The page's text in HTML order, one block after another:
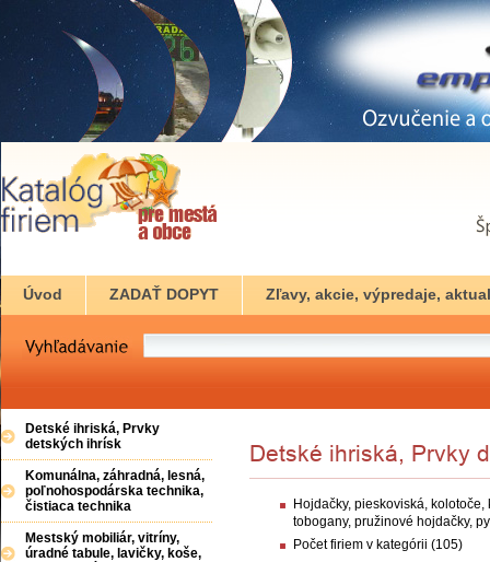
Úvod ZADAŤ DOPYT Zľavy, akcie, výpredaje,
Detské ihriská, Prvky
detských ihrísk
Komunálna, záhradná, lesná,
poľnohospodárska technika,
čistiaca technika
Mestský mobiliár, vitríny,
úradné tabule, lavičky, koše,
Hojdačky, pieskoviská,
tobogany, pružinové hojdačky,
Počet firiem v kategórii (105)